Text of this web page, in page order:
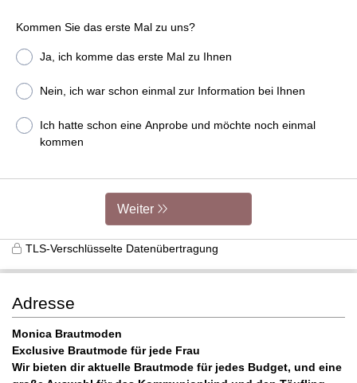
Kommen Sie das erste Mal zu uns?
Ja, ich komme das erste Mal zu Ihnen
Nein, ich war schon einmal zur Information bei Ihnen
Ich hatte schon eine Anprobe und möchte noch einmal
kommen
Weiter
TLS-Verschlüsselte Datenübertragung
Adresse
Monica Brautmoden
Exclusive Brautmode für jede Frau
Wir bieten dir aktuelle Brautmode für jedes Budget, und eine